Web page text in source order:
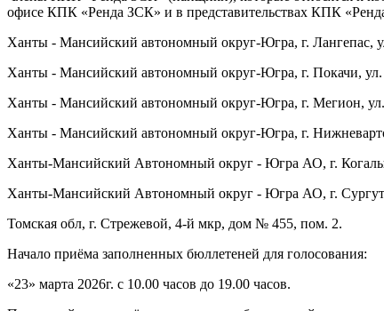
офисе КПК «Ренда ЗСК» и в представительствах КПК
Ханты - Мансийский автономный округ-Югра, г.
Ханты - Мансийский автономный округ-Югра, г. Покачи,
Ханты - Мансийский автономный округ-Югра, г. Мегион,
Ханты - Мансийский автономный округ-Югра, г.
Ханты-Мансийский Автономный округ - Югра АО, г.
Ханты-Мансийский Автономный округ - Югра АО, г.
Томская обл, г. Стрежевой, 4-й мкр, дом № 455, пом. 2.
Начало приёма заполненных бюллетеней для голосования:
«23» марта 2026г. с 10.00 часов до 19.00 часов.